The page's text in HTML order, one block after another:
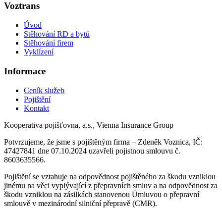
Voztrans
Úvod
Stěhování RD a bytů
Stěhování firem
Vyklízení
Informace
Ceník služeb
Pojištění
Kontakt
Kooperativa pojišťovna, a.s., Vienna Insurance Group
Potvrzujeme, že jsme s pojištěným firma – Zdeněk Voznica, IČ:
47427841 dne 07.10.2024 uzavřeli pojistnou smlouvu č.
8603635566.
Pojištění se vztahuje na odpovědnost pojištěného za škodu vzniklou
jinému na věci vyplývající z přepravních smluv a na odpovědnost za
škodu vzniklou na zásilkách stanovenou Úmluvou o přepravní
smlouvě v mezinárodní silniční přepravě (CMR).